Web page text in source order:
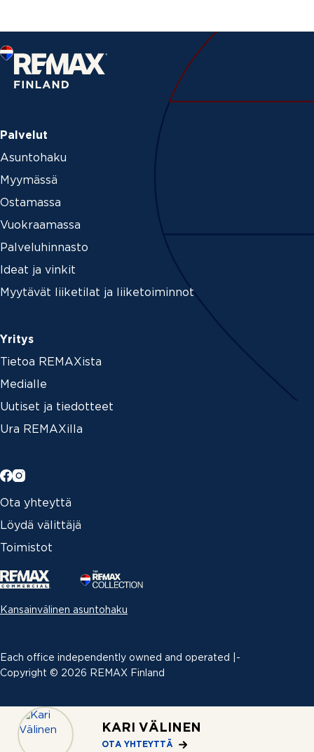
KARI VÄLINEN
OTA YHTEYTTÄ
Palvelut
Asuntohaku
Myymässä
Ostamassa
Vuokraamassa
Palveluhinnasto
Ideat ja vinkit
Myytävät liiketilat ja liiketoiminnot
Yritys
Tietoa REMAXista
Medialle
Uutiset ja tiedotteet
Ura REMAXilla
Ota yhteyttä
Löydä välittäjä
Toimistot
Kansainvälinen asuntohaku
Each office independently owned and operated |­
Copyright © 2026 REMAX Finland
Erimielisyyksien ratkaiseminen |